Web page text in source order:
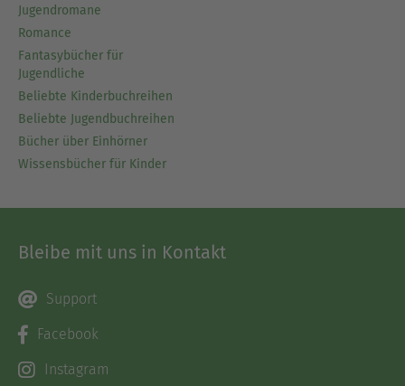
Jugendromane
Romance
Fantasybücher für
Jugendliche
Beliebte Kinderbuchreihen
Beliebte Jugendbuchreihen
Bücher über Einhörner
Wissensbücher für Kinder
Bleibe mit uns in Kontakt
Support
Facebook
Instagram